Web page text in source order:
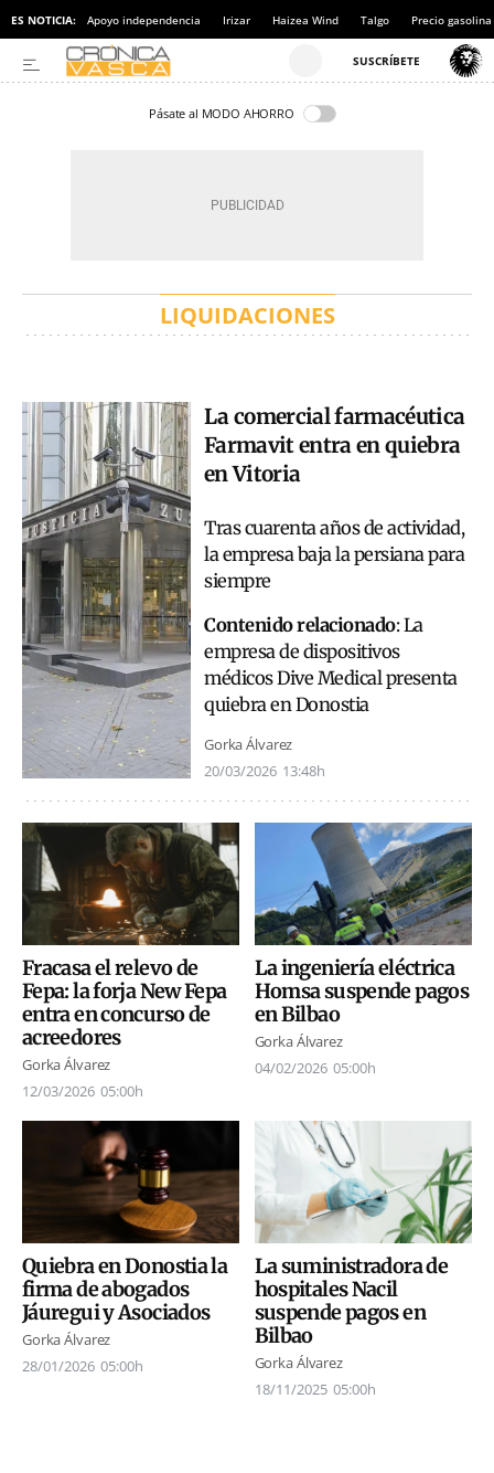
ES NOTICIA: Apoyo independencia Irizar Haizea Wind Talgo Precio gasolina
Pásate al MODO AHORRO
LIQUIDACIONES
La comercial farmacéutica
Farmavit entra en quiebra
en Vitoria
Tras cuarenta años de actividad,
la empresa baja la persiana para
siempre
Contenido relacionado:La
empresa de dispositivos
médicos Dive Medical presenta
quiebra en Donostia
Gorka Álvarez
20/03/2026 13:48h
Fracasa el relevo de
Fepa: la forja New Fepa
entra en concurso de
acreedores
Gorka Álvarez
12/03/2026 05:00h
La ingeniería eléctrica
Homsa suspende pagos
en Bilbao
Gorka Álvarez
04/02/2026 05:00h
Quiebra en Donostia la
firma de abogados
Jáuregui y Asociados
Gorka Álvarez
28/01/2026 05:00h
La suministradora de
hospitales Nacil
suspende pagos en
Bilbao
Gorka Álvarez
18/11/2025 05:00h